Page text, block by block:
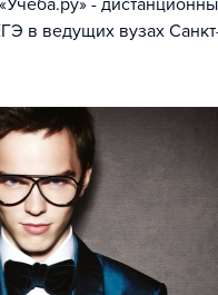
-
в ведущих вузах